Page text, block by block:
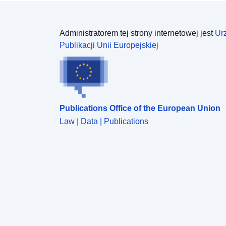
Administratorem tej strony internetowej jest
Publikacji Unii Europejskiej
Publications Office of the European Union
Law | Data | Publications